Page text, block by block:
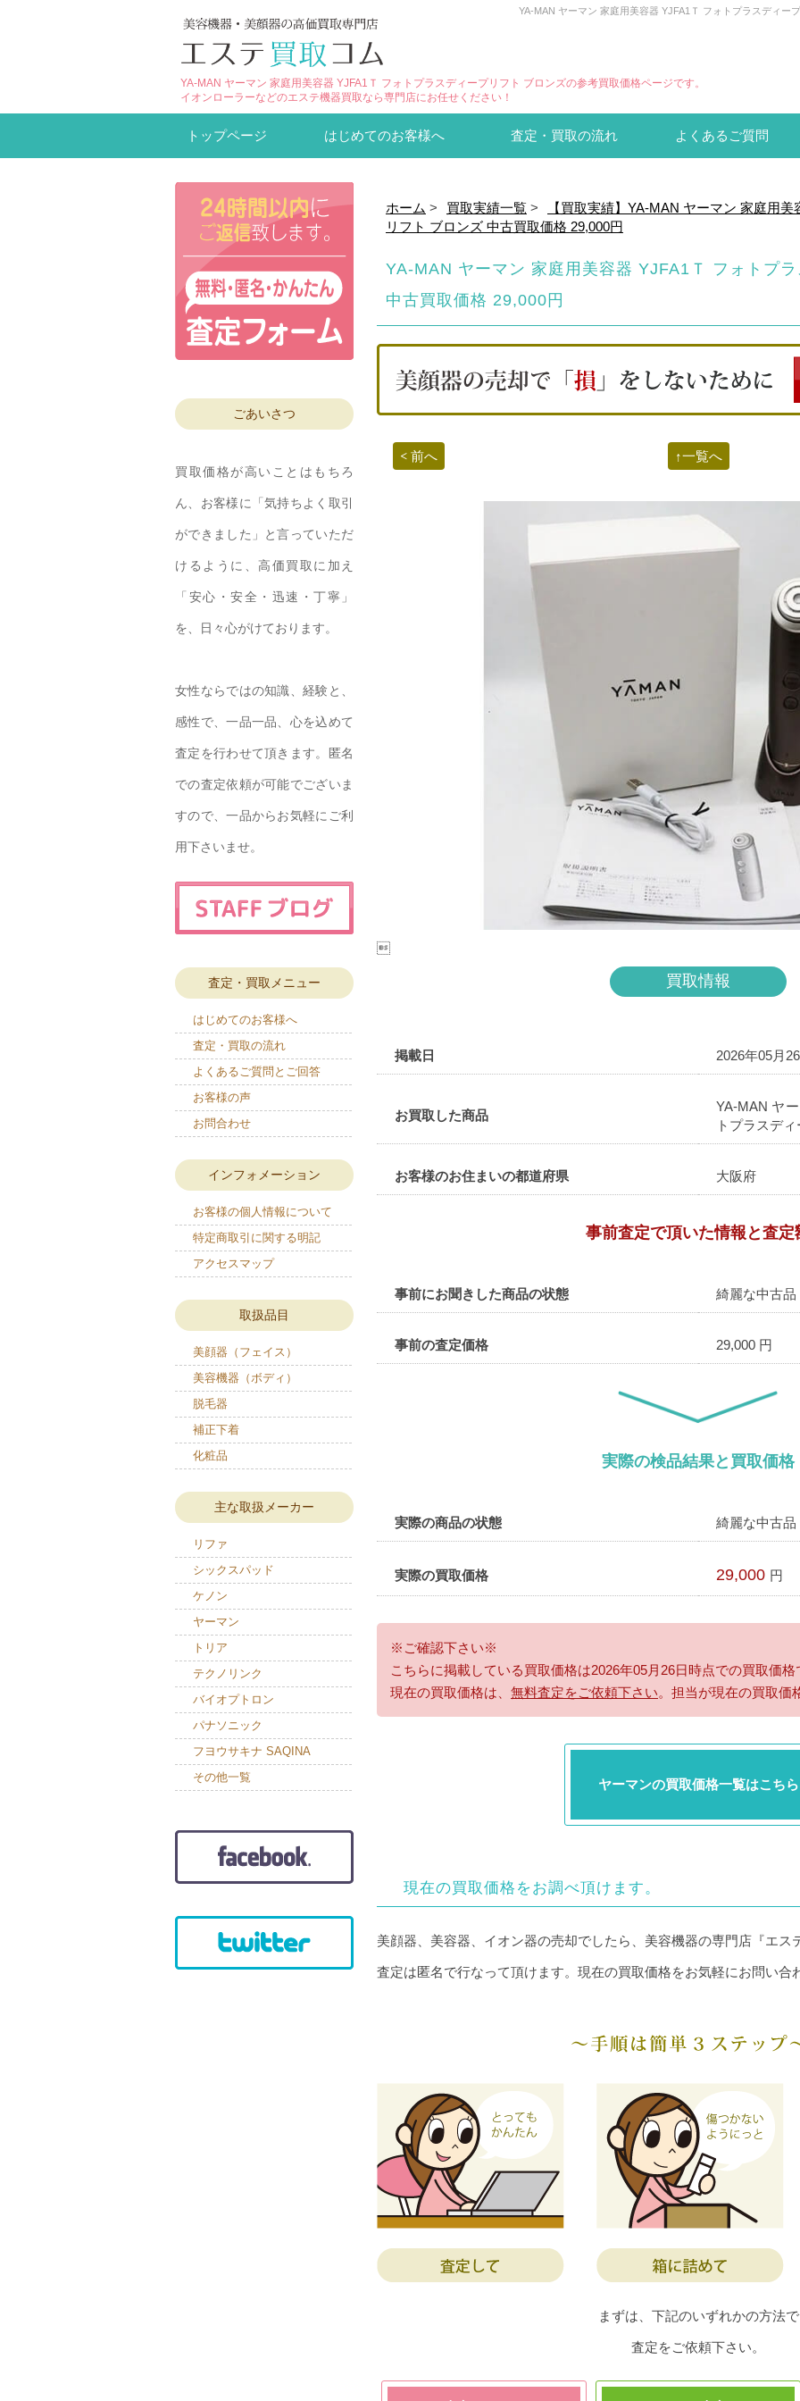
YA-MAN ヤーマン 家庭用美容器 YJFA1Ｔ フォトプラスディー
YA-MAN ヤーマン 家庭用美容器 YJFA1Ｔ フォトプラスディープリフト ブロンズの参考買取価格ページです。
イオンローラーなどのエステ機器買取なら専門店にお任せください！
トップページ はじめてのお客様へ 査定・買取の流れ よくあるご質問
ホーム > 買取実績一覧 >
【買取実績】YA-MAN ヤーマン 家庭用
リフト ブロンズ 中古買取価格 29,000円
YA-MAN ヤーマン 家庭用美容器 YJFA1Ｔ フォトプ
中古買取価格 29,000円
< 前へ ↑一覧へ

買取情報
掲載日 2026年05月
お買取した商品
YA-MAN ヤ
トプラスデ
お客様のお住まいの都道府県 大阪府
事前査定で頂いた情報と査定
事前にお聞きした商品の状態 綺麗な中古品
事前の査定価格 29,000 円
実際の検品結果と買取価格
実際の商品の状態 綺麗な中古品
実際の買取価格 29,000 円
※ご確認下さい※
こちらに掲載している買取価格は2026年05月26日時点での買取価格
現在の買取価格は、 無料査定をご依頼下さい。担当が現在の買取価
ヤーマンの買取価格一覧はこちら
現在の買取価格をお調べ頂けます。
美顔器、美容器、イオン器の売却でしたら、美容機器の専門店『エス
査定は匿名で行なって頂けます。現在の買取価格をお気軽にお問い合
まずは、下記のいずれかの方法で
査定をご依頼下さい。
ごあいさつ
買取価格が高いことはもちろ
ん、お客様に「気持ちよく取引
ができました」と言っていただ
けるように、高価買取に加え
「安心・安全・迅速・丁寧」
を、日々心がけております。
女性ならではの知識、経験と、
感性で、一品一品、心を込めて
査定を行わせて頂きます。匿名
での査定依頼が可能でございま
すので、一品からお気軽にご利
用下さいませ。
査定・買取メニュー
はじめてのお客様へ
査定・買取の流れ
よくあるご質問とご回答
お客様の声
お問合わせ
インフォメーション
お客様の個人情報について
特定商取引に関する明記
アクセスマップ
取扱品目
美顔器（フェイス）
美容機器（ボディ）
脱毛器
補正下着
化粧品
主な取扱メーカー
リファ
シックスパッド
ケノン
ヤーマン
トリア
テクノリンク
バイオプトロン
パナソニック
フヨウサキナ SAQINA
その他一覧